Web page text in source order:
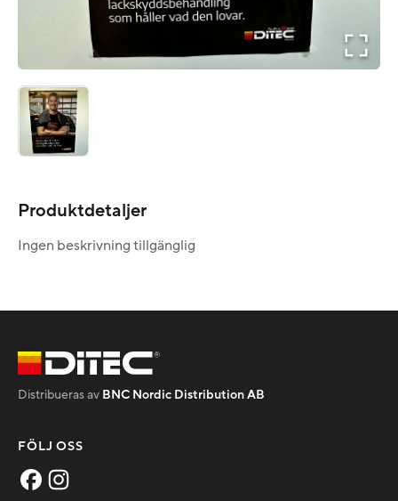
Produktdetaljer
Ingen beskrivning tillgänglig
Distribueras av BNC Nordic Distribution AB
FÖLJ OSS